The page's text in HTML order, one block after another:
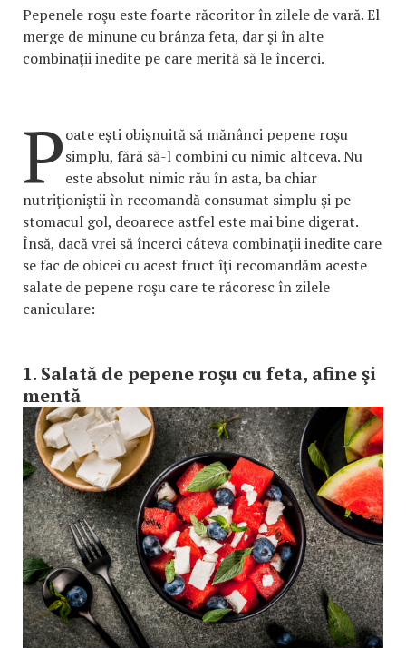
Pepenele roşu este foarte răcoritor în zilele de vară. El
merge de minune cu brânza feta, dar şi în alte
combinaţii inedite pe care merită să le încerci.
Poate eşti obişnuită să mănânci pepene roşu
simplu, fără să-l combini cu nimic altceva. Nu
este absolut nimic rău în asta, ba chiar
nutriţioniştii în recomandă consumat simplu şi pe
stomacul gol, deoarece astfel este mai bine digerat.
Însă, dacă vrei să încerci câteva combinaţii inedite care
se fac de obicei cu acest fruct îţi recomandăm aceste
salate de pepene roşu care te răcoresc în zilele
caniculare:
1. Salată de pepene roşu cu feta, afine şi
mentă